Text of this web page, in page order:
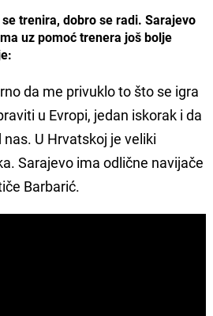
trenira, dobro se radi. Sarajevo
uz pomoć trenera još bolje
da me privuklo to što se igra
u Evropi, jedan iskorak i da
U Hrvatskoj je veliki
Sarajevo ima odlične navijače
Barbarić.